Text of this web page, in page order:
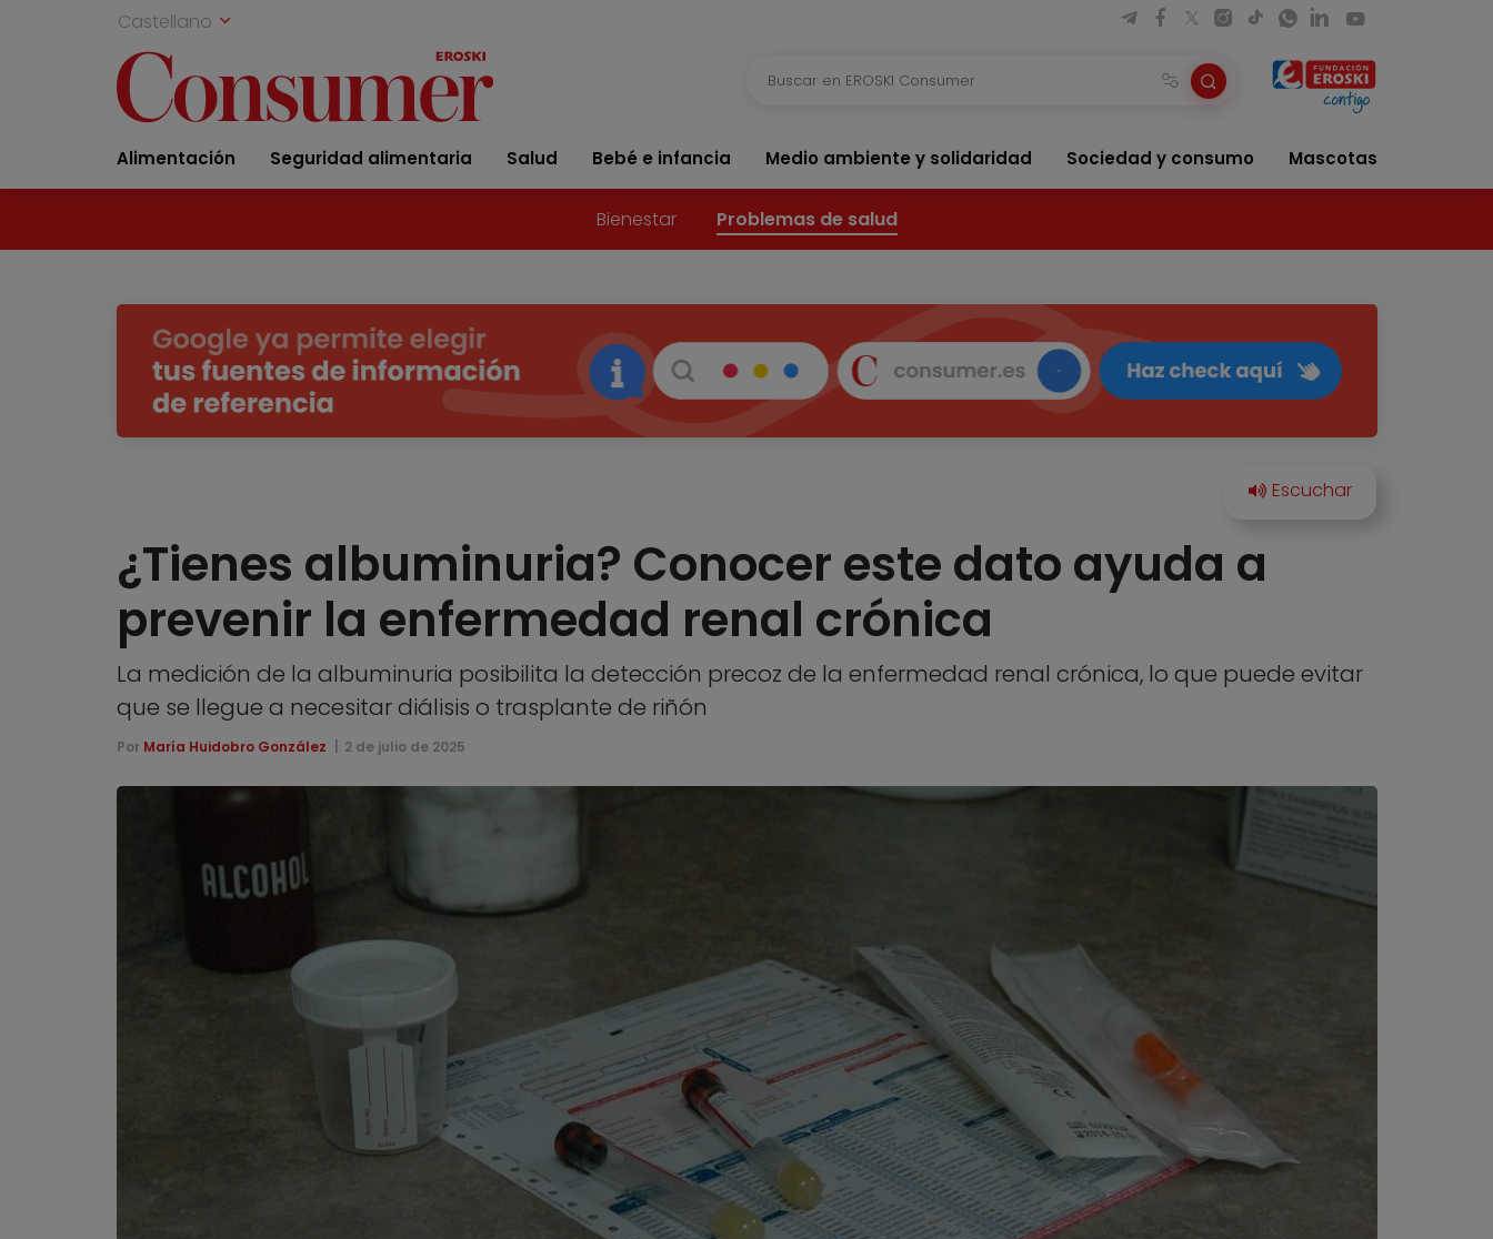
Castellano
Alimentación Seguridad alimentaria Salud Bebé e infancia Medio ambiente y solidaridad Sociedad y consumo Mascotas
Bienestar Problemas de salud
¿Tienes albuminuria? Conocer este dato ayuda a
prevenir la enfermedad renal crónica
La medición de la albuminuria posibilita la detección precoz de la enfermedad renal crónica, lo que puede evitar
que se llegue a necesitar diálisis o trasplante de riñón
Por María Huidobro González 2 de julio de 2025